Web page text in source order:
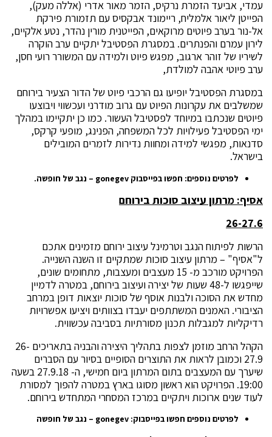
עמדי, אביעד הזמרת נרקיס, הזמר מאור אדרי (אללה מעק),
הפייטן ליאור אלמליח, ריימונד אבקסיס עם תזמורת פירקת
אל-נור בערב פיוטים מרוקאים, הפייטנית מורין נהדר, נטע אלקיים,
לירון עמרם והפנתרים. במסגרת הפסטיבל יתקיים ערב הוקרה
לשיריו של זוהר ארגוב, מפגש פיוט ולמידה עם המשורר רועי חסן,
ערב פיוטי אהבה למולדת,
במסגרת הפסטיבל יופיעו גם הרכבי פיוט של הדור הצעיר בירוחם
שמשלבים את עקרונות הפיוט עם גרוב מודרני ועכשווי ויבוצעו
פיוטים שנכתבו במיוחד לפסטיבל העשור. כמו כן יתקיימו במהלך
ימי הפסטיבל פעילויות לכל המשפחה, הפנינג, מופעי קרקס,
סדנאות, מפגשי למידה ומחוות נדירות לזמרים המובילים
בישראל.
לפרטים נוספים: חפשו בפייסבוק gonegev– נגב של חופשה.
אסיף: מרתון עיצוב סוכות בירוחם
26-27.6
הרשות לפיתוח הנגב וטרמינל עיצוב ירוחם מזמינים אתכם
ל"אסיף" – מרתון עיצוב סוכות שמתקיים זו השנה השנייה.
הפרויקט מורכב מ- 15 מעצבים ומעצבות, מתחומים שונים,
שייפגשו ל-48 שעות של יצירה ועיצוב בירוחם, במטרה לדמיין
מחדש את הסוכה ולבנות אוסף של סוכות יוצאות דופן במרחב
הציבורי. האמנים המשתתפים יעבדו בצוותים ויציעו אפשרויות
רדיקליות למגבלות תכנון מסורתיות בסביבה עכשווית.
הקהל הרחב מוזמן לצפות בתהליך היצירה והבניה בתאריכים 26-
27.9 וכמובן לראות את התוצרים הסופיים בסיור עם הסברים
שיערך עם המעצבים בתום המרתון ביום חמישי, ה- 27.9.18 בשעה
19:00. הפרויקט הוא ראשון מסוגו בארץ במטרה להפוך למסורת
לעוד שנים ארוכות ויתקיים במרכז המסחרי המתחדש בירוחם.
לפרטים נוספים חפשו בפייסבוק: gonegev– נגב של חופשה